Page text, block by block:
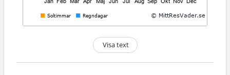
Visa text